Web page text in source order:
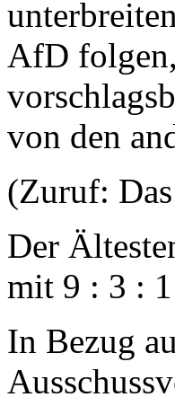
AfD
von den
(Zuruf:
Der
mit 9 : 3 :
In Bezug